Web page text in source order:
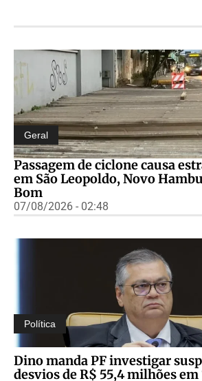
Geral
Passagem de ciclone causa
em São Leopoldo, Novo
Bom
07/08/2026 - 02:48
Política
Dino manda PF investigar
desvios de R$ 55,4 milhões em